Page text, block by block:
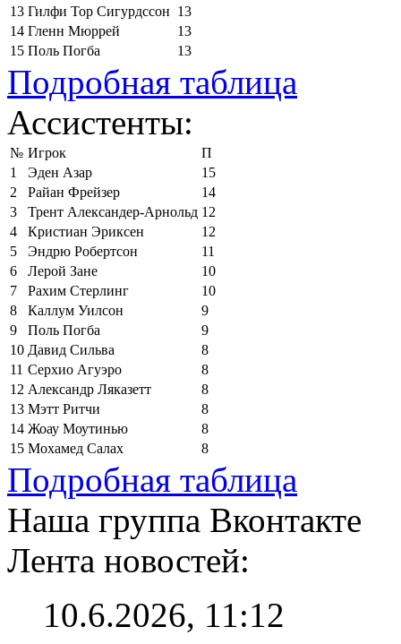
13 Гилфи Тор Сигурдссон 13
14 Гленн Мюррей
13
15 Поль Погба 13
Подробная таблица
Ассистенты:
№ Игрок
П
1
Эден Азар
15
2
Райан Фрейзер
14
3
Трент Александер-Арнольд 12
4
Кристиан Эриксен
12
5
Эндрю Робертсон
11
6
Лерой Зане
10
7
Рахим Стерлинг
10
8
Каллум Уилсон
9
9
Поль Погба
9
10 Давид Сильва
8
11 Серхио Агуэро
8
12 Александр Ляказетт
8
13 Мэтт Ритчи
8
14 Жоау Моутинью
8
15 Мохамед Салах 8
Подробная таблица
Наша группа Вконтакте
Лента новостей:
10.6.2026, 11:12